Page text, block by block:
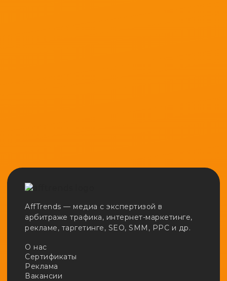
AffTrends — медиа с экспертизой в
арбитраже трафика, интернет-маркетинге,
рекламе, таргетинге, SEO, SMM, PPC и др.
О нас
Сертификаты
Реклама
Вакансии